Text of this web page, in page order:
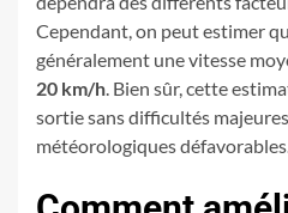
Cependant, on peut estimer
généralement une vitesse
20 km/h. Bien sûr, cette
sortie sans difficultés
météorologiques